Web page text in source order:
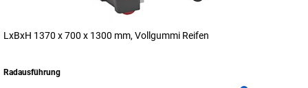
LxBxH 1370 x 700 x 1300 mm, Vollgummi Reifen
Radausführung